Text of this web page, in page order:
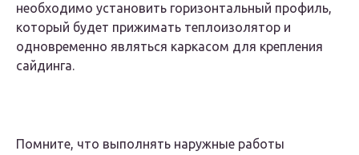
необходимо установить горизонтальный профиль,
который будет прижимать теплоизолятор и
одновременно являться каркасом для крепления
сайдинга.
Помните, что выполнять наружные работы